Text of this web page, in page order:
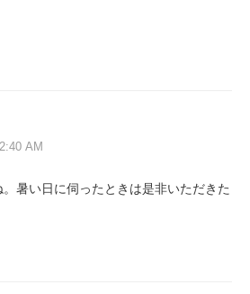
AM
暑い日に伺ったときは是非いただきた